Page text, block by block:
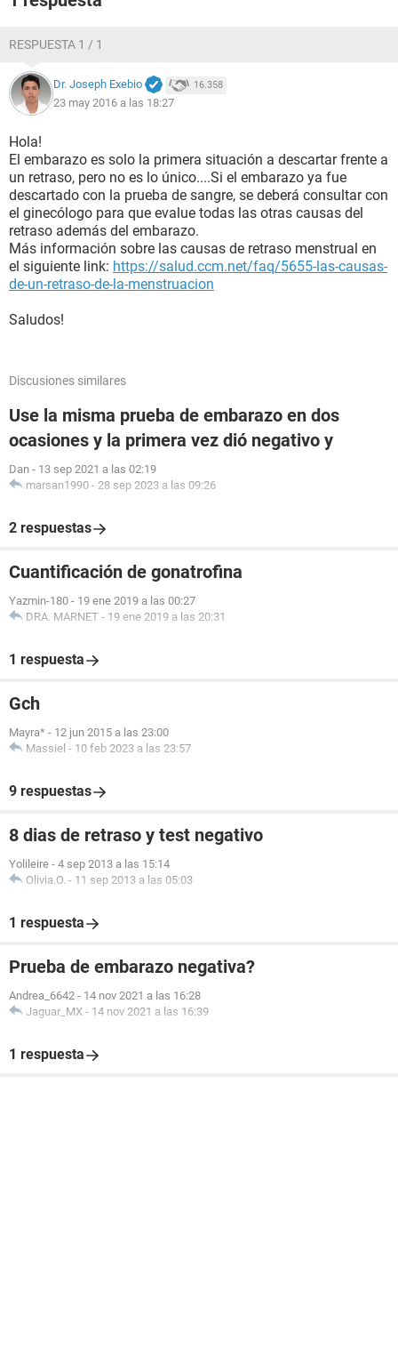
RESPUESTA 1 / 1
Dr. Joseph Exebio 16.358
23 may 2016 a las 18:27
Hola!
El embarazo es solo la primera situación a descartar frente a
un retraso, pero no es lo único....Si el embarazo ya fue
descartado con la prueba de sangre, se deberá consultar con
el ginecólogo para que evalue todas las otras causas del
retraso además del embarazo.
Más información sobre las causas de retraso menstrual en
el siguiente link: https://salud.ccm.net/faq/5655-las-causas-
de-un-retraso-de-la-menstruacion
Saludos!
Discusiones similares
Use la misma prueba de embarazo en dos
ocasiones y la primera vez dió negativo y
Dan - 13 sep 2021 a las 02:19
marsan1990 - 28 sep 2023 a las 09:26
2 respuestas
Cuantificación de gonatrofina
Yazmin-180 - 19 ene 2019 a las 00:27
DRA. MARNET - 19 ene 2019 a las 20:31
1 respuesta
Gch
Mayra* - 12 jun 2015 a las 23:00
Massiel - 10 feb 2023 a las 23:57
9 respuestas
8 dias de retraso y test negativo
Yolileire - 4 sep 2013 a las 15:14
Olivia.O. - 11 sep 2013 a las 05:03
1 respuesta
Prueba de embarazo negativa?
Andrea_6642 - 14 nov 2021 a las 16:28
Jaguar_MX - 14 nov 2021 a las 16:39
1 respuesta